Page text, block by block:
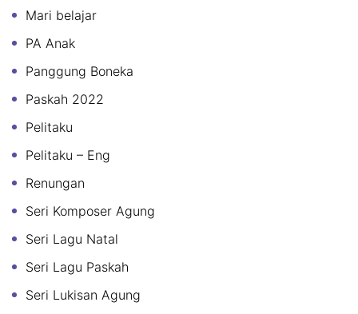
Mari belajar
PA Anak
Panggung Boneka
Paskah 2022
Pelitaku
Pelitaku – Eng
Renungan
Seri Komposer Agung
Seri Lagu Natal
Seri Lagu Paskah
Seri Lukisan Agung